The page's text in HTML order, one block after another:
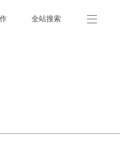
全站搜索